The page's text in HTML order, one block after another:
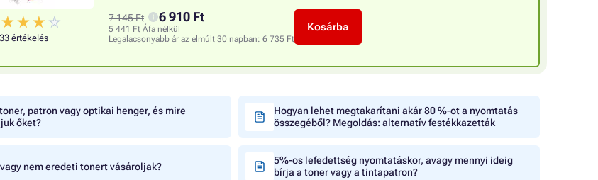
33 értékelés
7 145 Ft 6 910 Ft
5 441 Ft Áfa nélkül
Legalacsonyabb ár az elmúlt 30 napban: 6 735 Ft
Kosárba
patron vagy optikai henger, és mire
őket?
Hogyan lehet megtakarítani akár 80 %-ot a nyomtatás
összegéből? Megoldás: alternatív festékkazetták
nem eredeti tonert vásároljak?
5%-os lefedettség nyomtatáskor, avagy mennyi ideig
bírja a toner vagy a tintapatron?